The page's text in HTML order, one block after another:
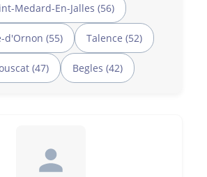
Medard-En-Jalles (56)
d'Ornon (55) Talence (52)
(47) Begles (42)